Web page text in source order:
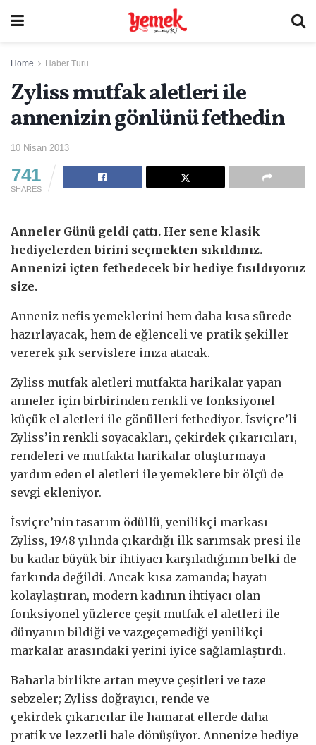
Home Haber Turu
Zyliss mutfak aletleri ile
annenizin gönlünü fethedin
10 Nisan 2013
741
SHARES
Anneler Günü geldi çattı. Her sene klasik
hediyelerden birini seçmekten sıkıldınız.
Annenizi içten fethedecek bir hediye fısıldıyoruz
size.
Anneniz nefis yemeklerini hem daha kısa sürede
hazırlayacak, hem de eğlenceli ve pratik şekiller
vererek şık servislere imza atacak.
Zyliss mutfak aletleri mutfakta harikalar yapan
anneler için birbirinden renkli ve fonksiyonel
küçük el aletleri ile gönülleri fethediyor. İsviçre’li
Zyliss’in renkli soyacakları, çekirdek çıkarıcıları,
rendeleri ve mutfakta harikalar oluşturmaya
yardım eden el aletleri ile yemeklere bir ölçü de
sevgi ekleniyor.
İsviçre’nin tasarım ödüllü, yenilikçi markası
Zyliss, 1948 yılında çıkardığı ilk sarımsak presi ile
bu kadar büyük bir ihtiyacı karşıladığının belki de
farkında değildi. Ancak kısa zamanda; hayatı
kolaylaştıran, modern kadının ihtiyacı olan
fonksiyonel yüzlerce çeşit mutfak el aletleri ile
dünyanın bildiği ve vazgeçemediği yenilikçi
markalar arasındaki yerini iyice sağlamlaştırdı.
Baharla birlikte artan meyve çeşitleri ve taze
sebzeler; Zyliss doğrayıcı, rende ve
çekirdek çıkarıcılar ile hamarat ellerde daha
pratik ve lezzetli hale dönüşüyor. Annenize hediye